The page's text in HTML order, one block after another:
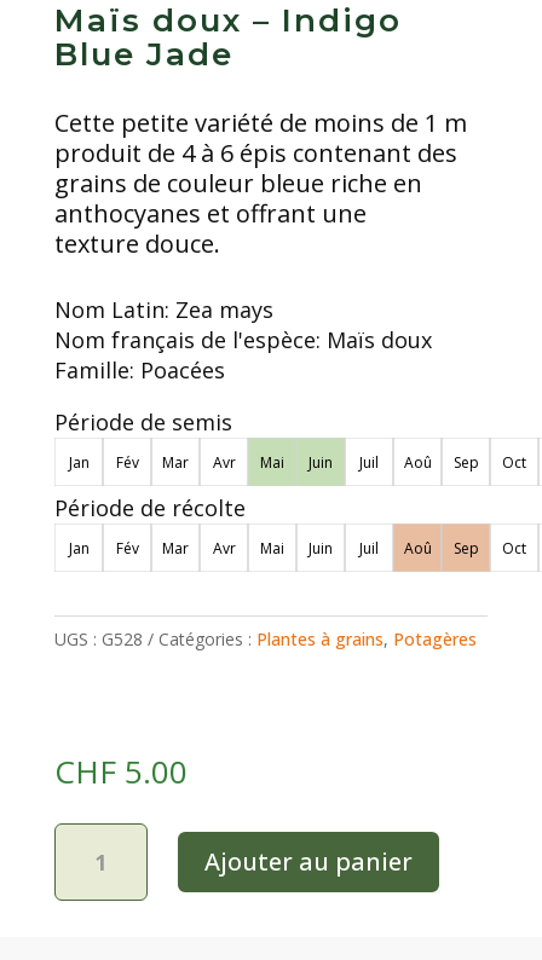
Maïs doux – Indigo
Blue Jade
Cette petite variété de moins de 1 m
produit de 4 à 6 épis contenant des
grains de couleur bleue riche en
anthocyanes et offrant une
texture douce.
Nom Latin: Zea mays
Nom français de l'espèce: Maïs doux
Famille: Poacées
Période de semis
Jan Fév Mar Avr Mai Juin Juil Aoû Sep Oct
Période de récolte
Jan Fév Mar Avr Mai Juin Juil Aoû Sep Oct
UGS : G528 Catégories : Plantes à grains, Potagères
CHF5.00
quantité
Maïs
Ajouter au panier